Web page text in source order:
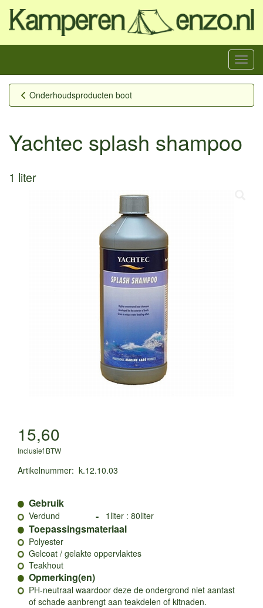
Menu
Onderhoudsproducten boot
Yachtec splash shampoo
1 liter
15,60
Inclusief BTW
Artikelnummer: k.12.10.03
Gebruik
Verdund - 1liter : 80liter
Toepassingsmateriaal
Polyester
Gelcoat / gelakte oppervlaktes
Teakhout
Opmerking(en)
PH-neutraal waardoor deze de ondergrond niet aantast
of schade aanbrengt aan teakdelen of kitnaden.